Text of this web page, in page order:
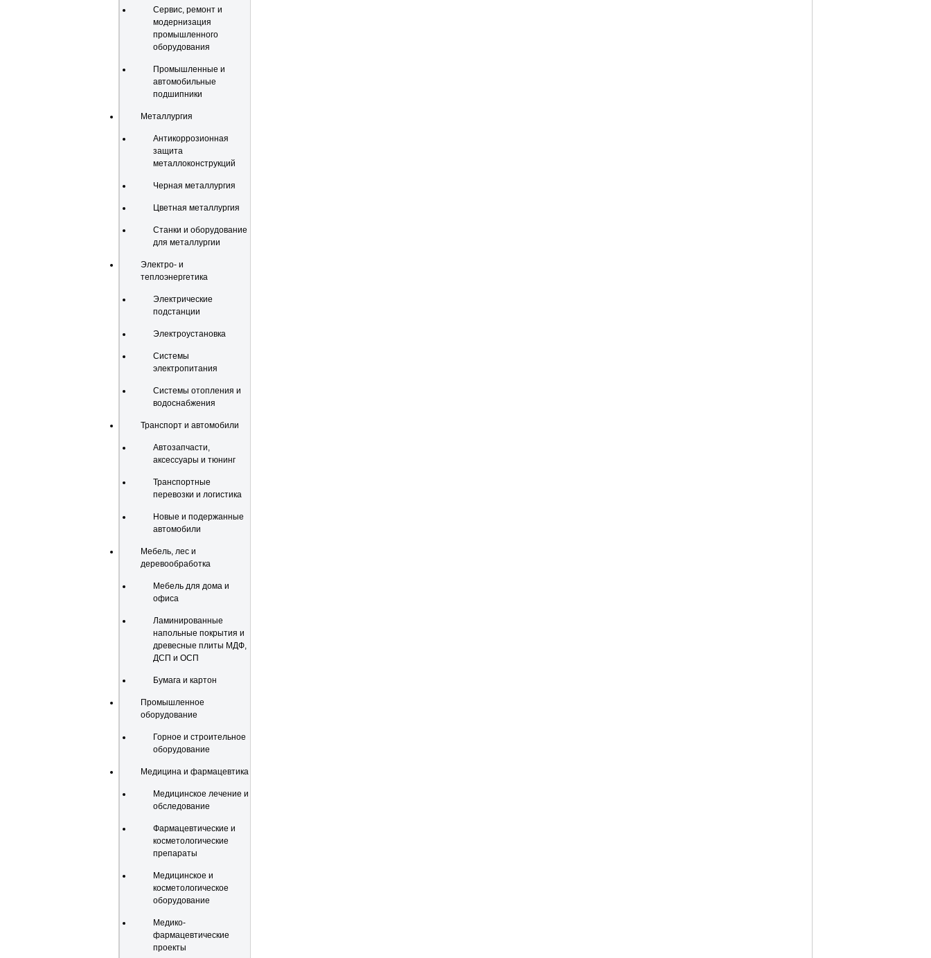
Сервис, ремонт и
модернизация
промышленного
оборудования
Промышленные и
автомобильные
подшипники
Металлургия
Антикоррозионная
защита
металлоконструкций
Черная металлургия
Цветная металлургия
Станки и оборудование
для металлургии
Электро- и
теплоэнергетика
Электрические
подстанции
Электроустановка
Системы
электропитания
Системы отопления и
водоснабжения
Транспорт и автомобили
Автозапчасти,
аксессуары и тюнинг
Транспортные
перевозки и логистика
Новые и подержанные
автомобили
Мебель, лес и
деревообработка
Мебель для дома и
офиса
Ламинированные
напольные покрытия и
древесные плиты МДФ,
ДСП и ОСП
Бумага и картон
Промышленное
оборудование
Горное и строительное
оборудование
Медицина и фармацевтика
Медицинское лечение и
обследование
Фармацевтические и
косметологические
препараты
Медицинское и
косметологическое
оборудование
Медико-
фармацевтические
проекты